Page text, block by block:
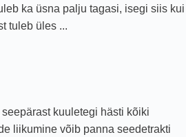
ka üsna palju tagasi, isegi siis kui
tuleb üles ...
kuuletegi hästi kõiki
liikumine võib panna seedetrakti